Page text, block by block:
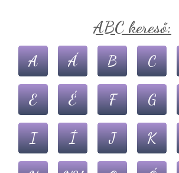
ABC kereső:
A Á B C
E É F G
I Í J K